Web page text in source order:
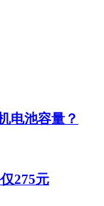
电池容量？
275元